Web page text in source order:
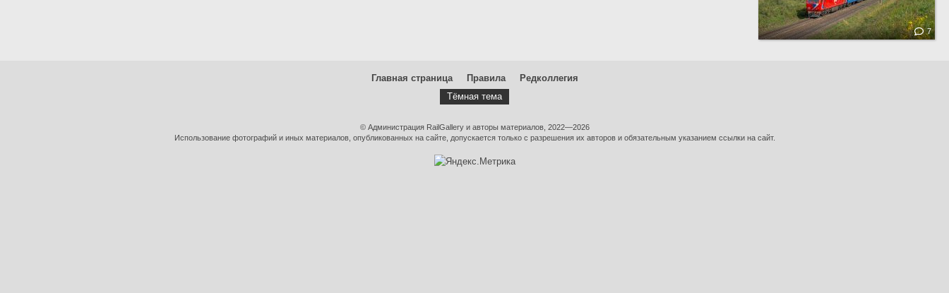
7
Главная страница Правила
Редколлегия
Тёмная тема
© Администрация RailGallery и авторы материалов, 2022—2026
Использование фотографий и иных материалов, опубликованных на сайте, допускается только с разрешения их авторов и обязательным указанием ссылки на сайт.